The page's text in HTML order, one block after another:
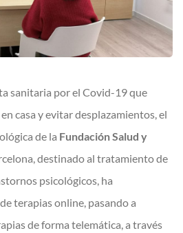
sanitaria por el Covid-19 que
casa y evitar desplazamientos, el
de la Fundación Salud y
destinado al tratamiento de
psicológicos, ha
terapias online, pasando a
de forma telemática, a través